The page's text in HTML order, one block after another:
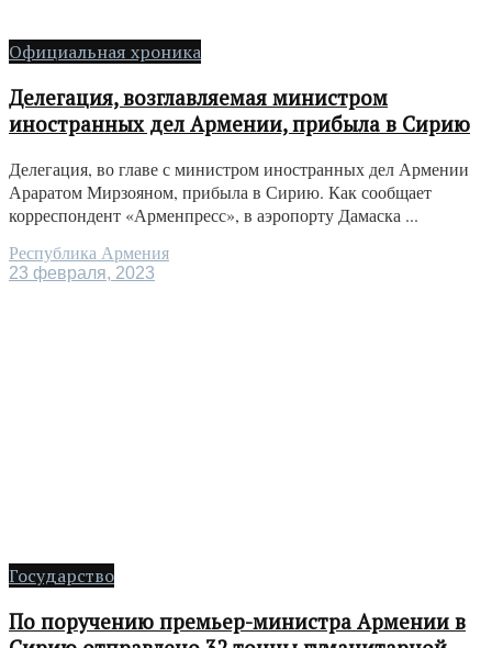
Официальная хроника
Делегация, возглавляемая министром
иностранных дел Армении, прибыла в Сирию
Делегация, во главе с министром иностранных дел Армении
Араратом Мирзояном, прибыла в Сирию. Как сообщает
корреспондент «Арменпресс», в аэропорту Дамаска ...
Республика Армения
23 февраля, 2023
Государство
По поручению премьер-министра Армении в